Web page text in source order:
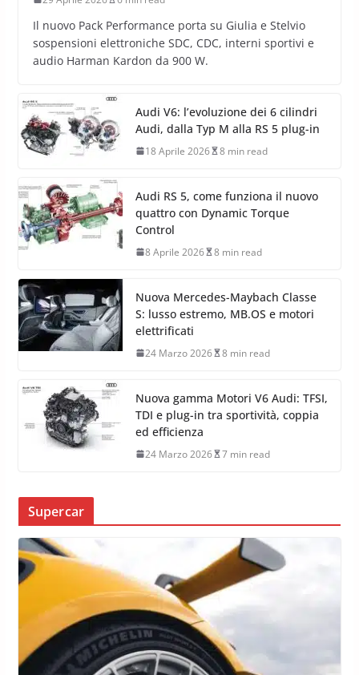
Il nuovo Pack Performance porta su Giulia e Stelvio
sospensioni elettroniche SDC, CDC, interni sportivi e
audio Harman Kardon da 900 W.
Audi V6: l’evoluzione dei 6 cilindri
Audi, dalla Typ M alla RS 5 plug-in
18 Aprile 2026 8 min read
Audi RS 5, come funziona il nuovo
quattro con Dynamic Torque
Control
8 Aprile 2026 8 min read
Nuova Mercedes-Maybach Classe
S: lusso estremo, MB.OS e motori
elettrificati
24 Marzo 2026 8 min read
Nuova gamma Motori V6 Audi: TFSI,
TDI e plug-in tra sportività, coppia
ed efficienza
24 Marzo 2026 7 min read
Supercar